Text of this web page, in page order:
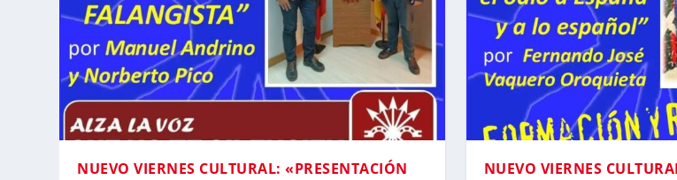
NUEVO VIERNES CULTURAL: «PRESENTACIÓN
NUEVO VIERNES